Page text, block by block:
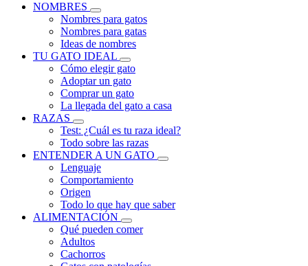
NOMBRES
Nombres para gatos
Nombres para gatas
Ideas de nombres
TU GATO IDEAL
Cómo elegir gato
Adoptar un gato
Comprar un gato
La llegada del gato a casa
RAZAS
Test: ¿Cuál es tu raza ideal?
Todo sobre las razas
ENTENDER A UN GATO
Lenguaje
Comportamiento
Origen
Todo lo que hay que saber
ALIMENTACIÓN
Qué pueden comer
Adultos
Cachorros